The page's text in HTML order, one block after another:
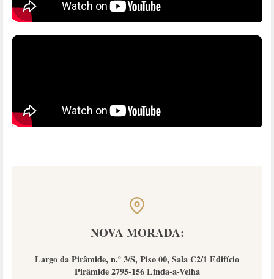
NOVA MORADA:
Largo da Pirâmide, n.º 3/S, Piso 00, Sala C2/1 Edifício
Pirâmide 2795-156 Linda-a-Velha